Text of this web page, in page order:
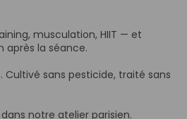
musculation, HIIT — et
après la séance.
Cultivé sans pesticide, traité sans
notre atelier parisien.